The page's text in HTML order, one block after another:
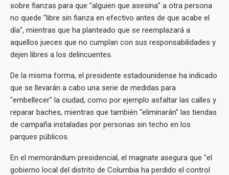
sobre fianzas para que "alguien que asesina" a otra persona
no quede "libre sin fianza en efectivo antes de que acabe el
día", mientras que ha planteado que se reemplazará a
aquellos jueces que no cumplan con sus responsabilidades y
dejen libres a los delincuentes.
De la misma forma, el presidente estadounidense ha indicado
que se llevarán a cabo una serie de medidas para
"embellecer" la ciudad, como por ejemplo asfaltar las calles y
reparar baches, mientras que también "eliminarán" las tiendas
de campaña instaladas por personas sin techo en los
parques públicos.
En el memorándum presidencial, el magnate asegura que "el
gobierno local del distrito de Columbia ha perdido el control